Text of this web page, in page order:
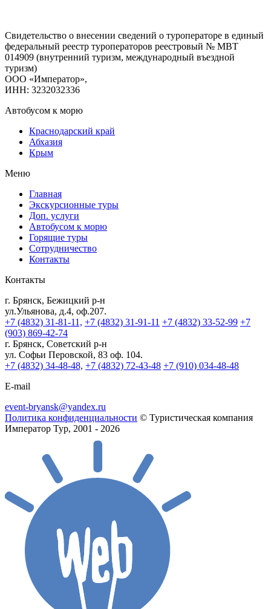
Свидетельство о внесении сведений о туроператоре в единый
федеральный реестр туроператоров реестровый № МВТ
014909 (внутренний туризм, международный въездной
туризм)
ООО «Император»,
ИНН: 3232032336
Автобусом к морю
Краснодарский край
Абхазия
Крым
Меню
Главная
Экскурсионные туры
Доп. услуги
Автобусом к морю
Горящие туры
Сотрудничество
Контакты
Контакты
г. Брянск, Бежицкий р-н
ул.Ульянова, д.4, оф.207.
+7 (4832) 31-81-11, +7 (4832) 31-91-11 +7 (4832) 33-52-99 +7
(903) 869-42-74
г. Брянск, Советский р-н
ул. Софьи Перовской, 83 оф. 104.
+7 (4832) 34-48-48, +7 (4832) 72-43-48 +7 (910) 034-48-48
E-mail
event-bryansk@yandex.ru
Политика конфиденциальности © Туристическая компания
Император Тур, 2001 - 2026